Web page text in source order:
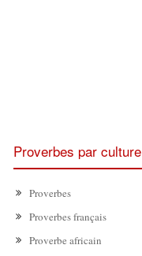
Proverbes par culture
Proverbes
Proverbes français
Proverbe africain